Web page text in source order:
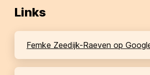
Links
Femke Zeedijk-Raeven op